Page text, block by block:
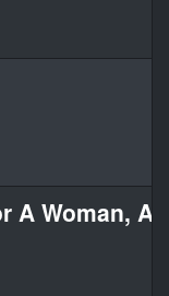
Woman, An